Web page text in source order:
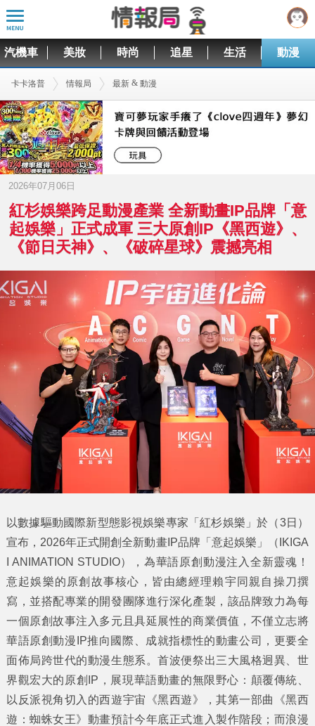
汽機車 美妝 時尚 追星 生活 動漫
卡卡洛普 情報局 最新 & 動漫
2026年07月06日
紅杉娛樂跨足動漫產業 全新動畫IP品牌「意
起娛樂」正式成軍 三大原創IP《黑西遊》、
《節日天神》、《破碎星球》震撼亮相
以數據驅動國際新型態影視娛樂專家「紅杉娛樂」於（3日）
宣布，2026年正式開創全新動畫IP品牌「意起娛樂」（IKIGA
I ANIMATION STUDIO），為華語原創動漫注入全新靈魂！
意起娛樂的原創故事核心，皆由總經理賴宇同親自操刀撰
寫，並搭配專業的開發團隊進行深化產製，該品牌致力為每
一個原創故事注入多元且具延展性的商業價值，不僅立志將
華語原創動漫IP推向國際、成就指標性的動畫公司，更要全
面佈局跨世代的動漫生態系。首波便祭出三大風格迥異、世
界觀宏大的原創IP，展現華語動畫的無限野心：顛覆傳統、
以反派視角切入的西遊宇宙《黑西遊》，其第一部曲《黑西
遊：蜘蛛女王》動畫預計今年底正式進入製作階段；而浪漫